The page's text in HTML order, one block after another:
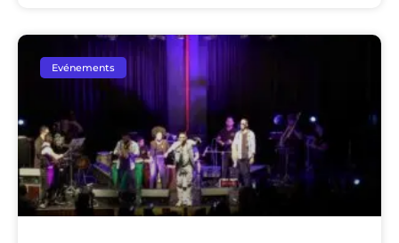
Evénements